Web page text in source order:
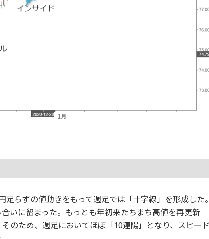
らずの値動きをもって週足では「十字線」を形成した。
いに留まった。もっとも年初来たちまち高値を再更新
のため、週足においてほぼ「10連陽」となり、スピード